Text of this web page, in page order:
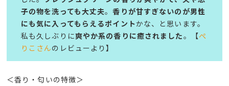
子の物を洗っても大丈夫。香りが甘すぎないのが男性
にも気に入ってもらえるポイントかな、と思います。
私も久しぶりに爽やか系の香りに癒されました。【ぺ
りこさんのレビューより】
＜香り・匂いの特徴＞